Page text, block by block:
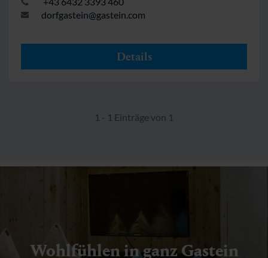
dorfgastein@gastein.com
Details
1 - 1 Einträge von 1
Wohlfühlen in ganz Gastein